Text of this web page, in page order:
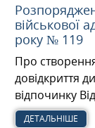
військової
року № 119
Про створення
довідкриття
відпочинку
ДЕТАЛЬНІШЕ